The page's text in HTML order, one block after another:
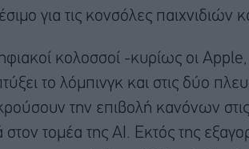
για τις κονσόλες
κολοσσοί -κυρίως οι
το λόμπινγκ και στις δύο
την επιβολή κανόνων
στον τομέα της ΑΙ. Εκτός της